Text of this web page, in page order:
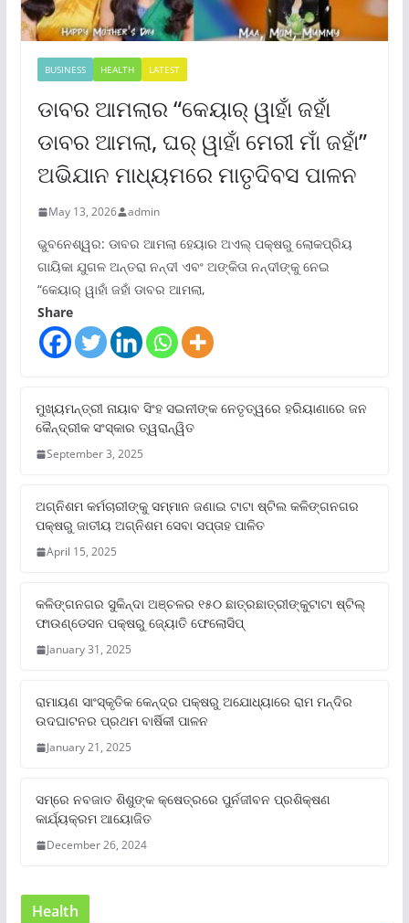
BUSINESS HEALTH LATEST
ଡାବର ଆମଲାର “କେୟାର୍ ୱାହାଁ ଜହାଁ
ଡାବର ଆମଲା, ଘର୍ ୱାହାଁ ମେରୀ ମାଁ ଜହାଁ”
ଅଭିଯାନ ମାଧ୍ୟମରେ ମାତୃଦିବସ ପାଳନ
May 13, 2026 admin
ଭୁବନେଶ୍ୱର: ଡାବର ଆମଲା ହେୟାର ଅଏଲ୍ ପକ୍ଷରୁ ଲୋକପ୍ରିୟ
ଗାୟିକା ଯୁଗଳ ଅନ୍ତରା ନନ୍ଦୀ ଏବଂ ଅଙ୍କିତା ନନ୍ଦୀଙ୍କୁ ନେଇ
“କେୟାର୍ ୱାହାଁ ଜହାଁ ଡାବର ଆମଲା,
Share
ମୁଖ୍ୟମନ୍ତ୍ରୀ ନାୟାବ ସିଂହ ସଇନୀଙ୍କ ନେତୃତ୍ୱରେ ହରିୟାଣାରେ ଜନ
କୈନ୍ଦ୍ରୀକ ସଂସ୍କାର ତ୍ୱରାନ୍ୱିତ
September 3, 2025
ଅଗ୍ନିଶମ କର୍ମଚାରୀଙ୍କୁ ସମ୍ମାନ ଜଣାଇ ଟାଟା ଷ୍ଟିଲ କଳିଙ୍ଗନଗର
ପକ୍ଷରୁ ଜାତୀୟ ଅଗ୍ନିଶମ ସେବା ସପ୍ତାହ ପାଳିତ
April 15, 2025
କଳିଙ୍ଗନଗର ସୁକିନ୍ଦା ଅଞ୍ଚଳର ୧୫୦ ଛାତ୍ରଛାତ୍ରୀଙ୍କୁଟାଟା ଷ୍ଟିଲ୍
ଫାଉଣ୍ଡେସନ ପକ୍ଷରୁ ଜ୍ୟୋତି ଫେଲୋସିପ୍‌
January 31, 2025
ରାମାୟଣ ସାଂସ୍କୃତିକ କେନ୍ଦ୍ର ପକ୍ଷରୁ ଅଯୋଧ୍ୟାରେ ରାମ ମନ୍ଦିର
ଉଦଘାଟନର ପ୍ରଥମ ବାର୍ଷିକୀ ପାଳନ
January 21, 2025
ସମ୍‌ରେ ନବଜାତ ଶିଶୁଙ୍କ କ୍ଷେତ୍ରରେ ପୁର୍ନଜୀବନ ପ୍ରଶିକ୍ଷଣ
କାର୍ଯ୍ୟକ୍ରମ ଆୟୋଜିତ
December 26, 2024
Health